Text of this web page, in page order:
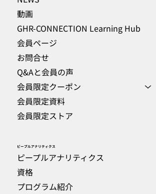
動画
GHR-CONNECTION Learning Hub
会員ページ
お問合せ
Q&Aと会員の声
会員限定クーポン
会員限定資料
会員限定ストア
​ピープルアナリティクス
ピープルアナリティクス
資格
プログラム紹介